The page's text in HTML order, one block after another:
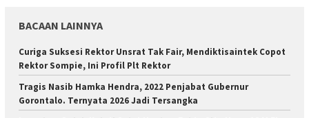
BACAAN LAINNYA
Curiga Suksesi Rektor Unsrat Tak Fair, Mendiktisaintek Copot
Rektor Sompie, Ini Profil Plt Rektor
Tragis Nasib Hamka Hendra, 2022 Penjabat Gubernur
Gorontalo. Ternyata 2026 Jadi Tersangka